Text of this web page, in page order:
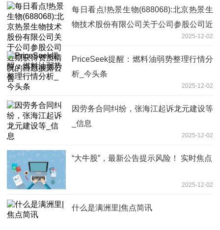
每日看点!热景生物(688068):北京热景生
物技术股份有限公司关于公司参股公司近
2025-12-02
PriceSeek提醒：燃料油弱势整理行情分
析_今头条
2025-12-02
因劳务合同纠纷，张海江起诉龙元建设等
_信息
2025-12-02
“大牛股”，最新公告提示风险！ 实时焦点
2025-12-02
什么是满洲里|焦点简讯